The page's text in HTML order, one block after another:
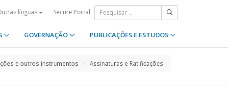
línguas Secure Portal
GOVERNAÇÃO PUBLICAÇÕES E ESTUDOS
e outros instrumentos Assinaturas e Ratificações